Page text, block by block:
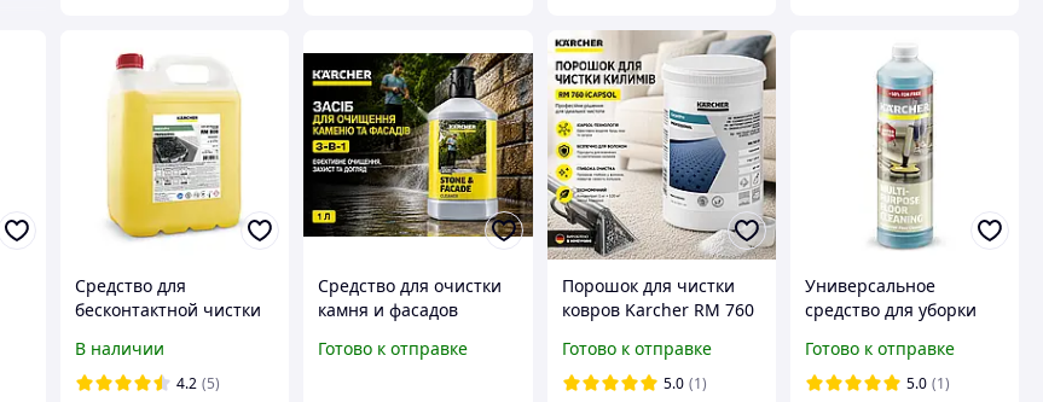
Средство для
бесконтактной чистки
9.610-748.0
В наличии
4.2 (5)
Средство для очистки
камня и фасадов
Clean 3-в-1 1 л
Готово к отправке
Порошок для чистки
ковров Karcher RM 760
Профессиональное
средство для оббивки и
Готово к отправке
5.0 (1)
Универсальное
средство для уборки
(0,75 л)
Готово к отправке
5.0 (1)